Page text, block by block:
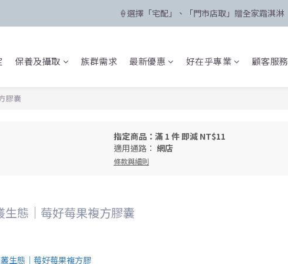
🛸 聯名限定登場 POPCARE×KINGJUN
🍦選擇「宅配」、「門市店取」贈全家霜淇淋
保養及攝取 族群需求 最新優惠 好在乎專業 顧客服務
膠囊
指定商品：滿 1 件 即減 NT$11
適用通路： 網店
條款與細則
生態｜莓好莓果複方膠囊